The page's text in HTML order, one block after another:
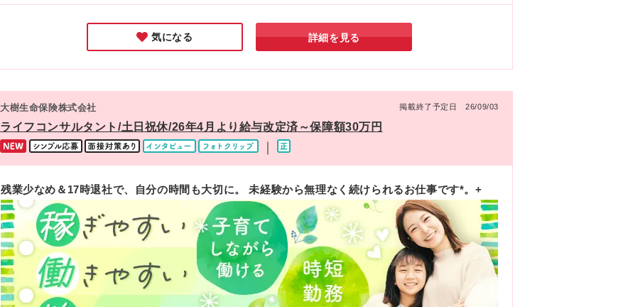
けられる環境を整えられていました。
気になる 詳細を見る
大樹生命保険株式会社 掲載終了予定日 26/09/03
ライフコンサルタント/土日祝休/26年4月より給与改定済～保障額30万円
残業少なめ＆17時退社で、自分の時間も大切に。 未経験から無理なく続けられるお仕事です*。+